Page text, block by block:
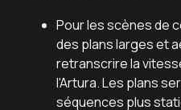
Pour les scènes de
des plans larges et
retranscrire la
l'Artura. Les plans
séquences plus